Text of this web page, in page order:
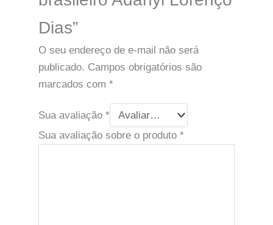
Dias”
O seu endereço de e-mail não será
publicado. Campos obrigatórios são
marcados com *
Sua avaliação *
Sua avaliação sobre o produto *